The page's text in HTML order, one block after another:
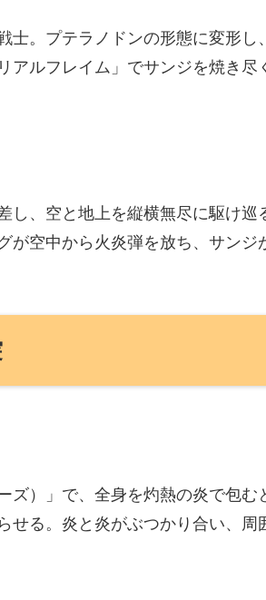
士。プテラノドンの形態に変形し
アルフレイム」でサンジを焼き尽
し、空と地上を縦横無尽に駆け巡
が空中から火炎弾を放ち、サンジ
ズ）」で、全身を灼熱の炎で包む
せる。炎と炎がぶつかり合い、周